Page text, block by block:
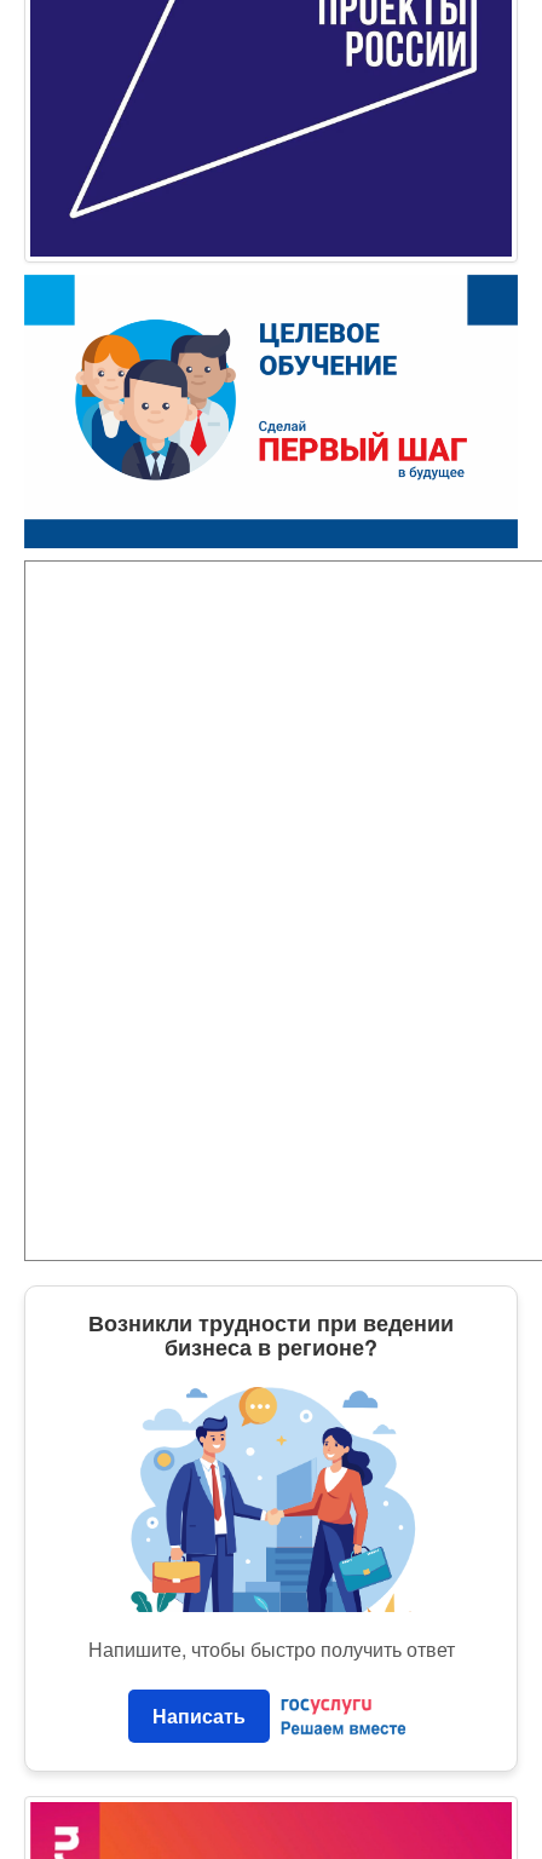
Возникли трудности при ведении
бизнеса в регионе?
Напишите, чтобы быстро получить ответ
Написать